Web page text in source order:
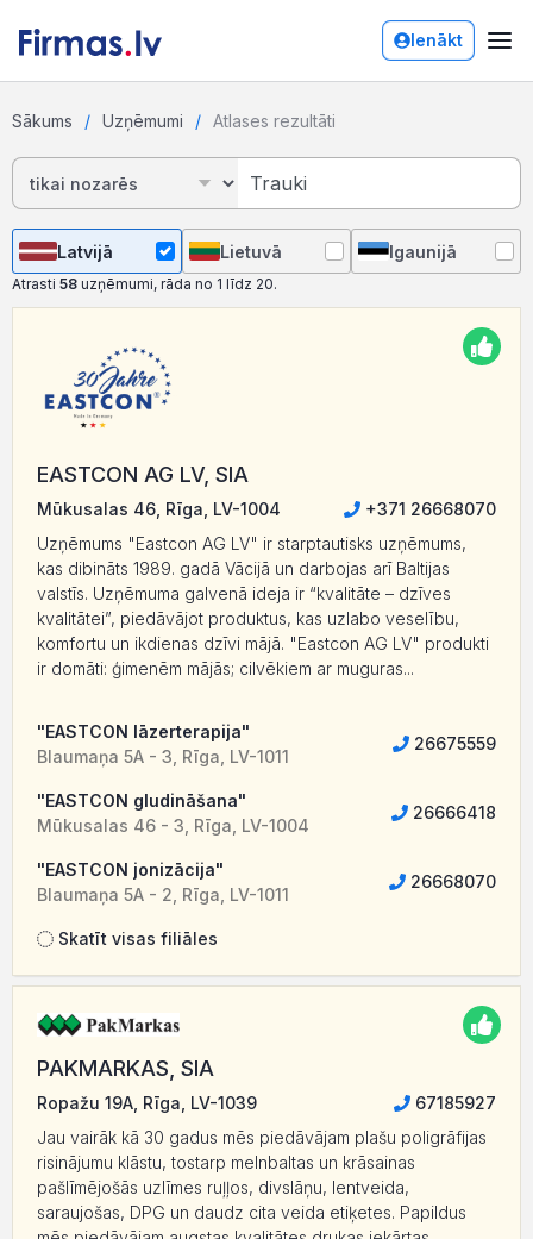
Ienākt
Sākums Uzņēmumi Atlases rezultāti
Latvijā Lietuvā Igaunijā
Atrasti 58 uzņēmumi, rāda no 1 līdz 20.
EASTCON AG LV, SIA
Mūkusalas 46, Rīga, LV-1004
+371 26668070
Uzņēmums "Eastcon AG LV" ir starptautisks uzņēmums,
kas dibināts 1989. gadā Vācijā un darbojas arī Baltijas
valstīs. Uzņēmuma galvenā ideja ir “kvalitāte – dzīves
kvalitātei”, piedāvājot produktus, kas uzlabo veselību,
komfortu un ikdienas dzīvi mājā. "Eastcon AG LV" produkti
ir domāti: ģimenēm mājās; cilvēkiem ar muguras...
"EASTCON lāzerterapija"
Blaumaņa 5A - 3, Rīga, LV-1011
26675559
"EASTCON gludināšana"
Mūkusalas 46 - 3, Rīga, LV-1004
26666418
"EASTCON jonizācija"
Blaumaņa 5A - 2, Rīga, LV-1011
26668070
Skatīt visas filiāles
PAKMARKAS, SIA
Ropažu 19A, Rīga, LV-1039
67185927
Jau vairāk kā 30 gadus mēs piedāvājam plašu poligrāfijas
risinājumu klāstu, tostarp melnbaltas un krāsainas
pašlīmējošās uzlīmes ruļļos, ​​divslāņu, lentveida,
saraujošas, DPG un daudz cita veida etiķetes. Papildus